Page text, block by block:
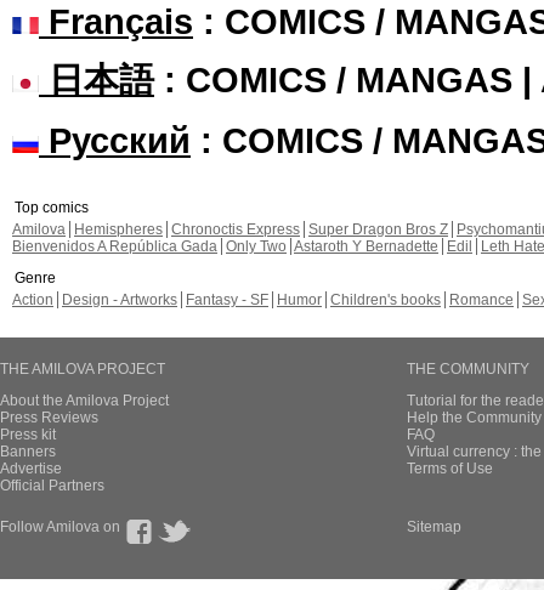
Français : COMICS /
日本語: COMICS / MANGAS |
Русский : COMICS /
Top comics
Amilova
Hemispheres Chronoctis Express Super Dragon Bros Z
Bienvenidos A República Gada Only Two Astaroth Y Bernadette Edil
Leth Hate
Genre
Action
Design - Artworks Fantasy - SF Humor Children's books Romance
THE AMILOVA PROJECT
About the Amilova Project
Press Reviews
Press kit
Banners
Advertise
Official Partners
THE COMMUNITY
Tutorial for the
Help the
FAQ
Virtual currency :
Terms of Use
Follow Amilova on Sitemap